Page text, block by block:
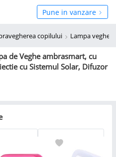
Pune in vanzare
copilului Lampa veghe
de Veghe ambrasmart, cu
cu Sistemul Solar, Difuzor